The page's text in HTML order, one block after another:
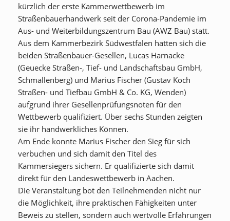
Marius Fischer (Gustav Koch Straßen- und Tiefbau
GmbH & Co. KG, Wenden), Sieger des
Kammerwettbewerbs
kürzlich der erste Kammerwettbewerb im
Straßenbauerhandwerk seit der Corona-Pandemie im
Aus- und Weiterbildungszentrum Bau (AWZ Bau) statt.
Aus dem Kammerbezirk Südwestfalen hatten sich die
beiden Straßenbauer-Gesellen, Lucas Harnacke
(Geuecke Straßen-, Tief- und Landschaftsbau GmbH,
Schmallenberg) und Marius Fischer (Gustav Koch
Straßen- und Tiefbau GmbH & Co. KG, Wenden)
aufgrund ihrer Gesellenprüfungsnoten für den
Wettbewerb qualifiziert. Über sechs Stunden zeigten
sie ihr handwerkliches Können.
Am Ende konnte Marius Fischer den Sieg für sich
verbuchen und sich damit den Titel des
Kammersiegers sichern. Er qualifizierte sich damit
direkt für den Landeswettbewerb in Aachen.
Die Veranstaltung bot den Teilnehmenden nicht nur
die Möglichkeit, ihre praktischen Fähigkeiten unter
Beweis zu stellen, sondern auch wertvolle Erfahrungen